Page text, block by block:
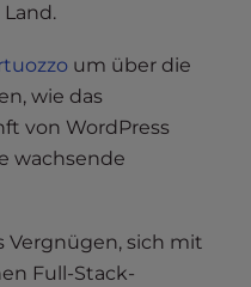
um über die
wie das
von WordPress
wachsende
Vergnügen, sich mit
Full-Stack-